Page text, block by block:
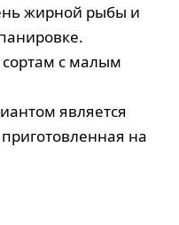
жирной рыбы и
с малым
является
на